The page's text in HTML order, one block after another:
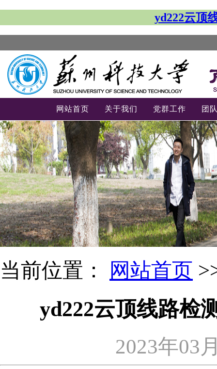
yd222云顶
网站首页 关于我们 党群工作 团
-->
当前位置： 网站首页
yd222云顶线路检
2023年03